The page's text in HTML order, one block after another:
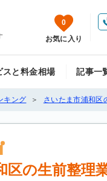
0
お気に入り
スと料金相場 記事一
キング さいたま市浦和区
区の生前整理